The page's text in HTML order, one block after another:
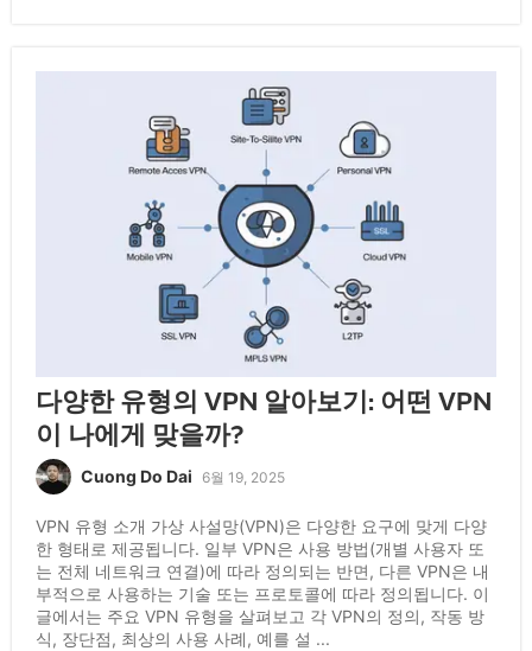
다양한 유형의 VPN 알아보기: 어떤 VPN
이 나에게 맞을까?
Cuong Do Dai 6월 19, 2025
VPN 유형 소개 가상 사설망(VPN)은 다양한 요구에 맞게 다양
한 형태로 제공됩니다. 일부 VPN은 사용 방법(개별 사용자 또
는 전체 네트워크 연결)에 따라 정의되는 반면, 다른 VPN은 내
부적으로 사용하는 기술 또는 프로토콜에 따라 정의됩니다. 이
글에서는 주요 VPN 유형을 살펴보고 각 VPN의 정의, 작동 방
식, 장단점, 최상의 사용 사례, 예를 설 ...